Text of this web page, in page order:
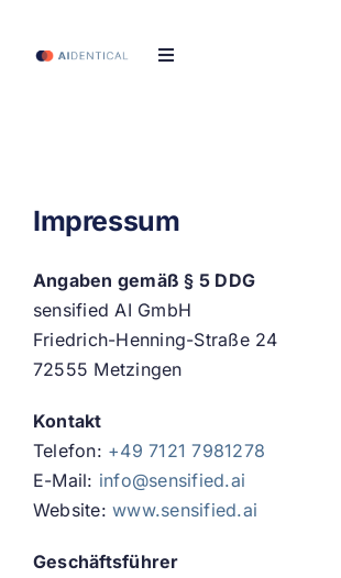
Toggle
Über uns
Impressum
Angaben gemäß § 5 DDG
sensified AI GmbH
Friedrich-Henning-Straße 24
72555 Metzingen
Kontakt
Telefon: +49 7121 7981278
E-Mail: info@sensified.ai
Website:www.sensified.ai
Geschäftsführer